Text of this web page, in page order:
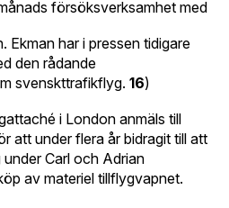
försöksverksamhet med
Ekman har i pressen tidigare
den rådande
svenskttrafikflyg. 16)
i London anmäls till
att under flera år bidragit till att
Carl och Adrian
av materiel tillflygvapnet.